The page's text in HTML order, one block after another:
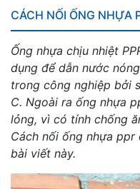
CÁCH NỐI ỐNG NHỰA
Ống nhựa chịu nhiệt
dụng để dẫn nước
trong công nghiệp bởi
C. Ngoài ra ống nhựa
lỏng, vì có tính chống
Cách nối ống nhựa
bài viết này.